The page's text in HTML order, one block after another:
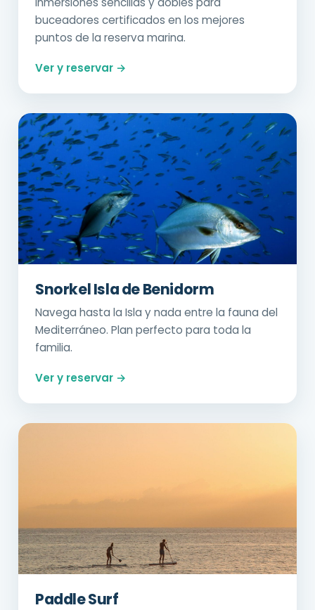
buceadores certificados en los mejores
puntos de la reserva marina.
Ver y reservar →
Snorkel Isla de Benidorm
Navega hasta la Isla y nada entre la fauna del
Mediterráneo. Plan perfecto para toda la
familia.
Ver y reservar →
Paddle Surf